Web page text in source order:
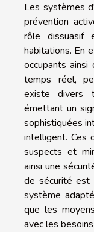
Les systèmes
prévention
rôle dissuasif
habitations. En
occupants
temps réel,
existe divers
émettant un
sophistiquées
intelligent. Ces
suspects et
ainsi une
de sécurité est
système
que les
avec les